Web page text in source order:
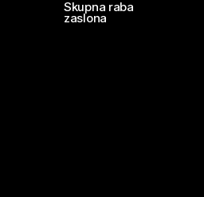
Skupna raba
zaslona